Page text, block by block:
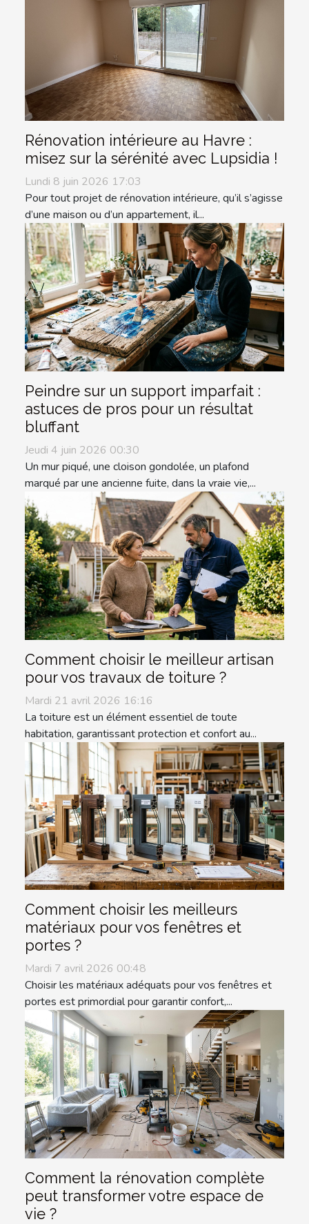
Rénovation intérieure au Havre :
misez sur la sérénité avec Lupsidia !
Lundi 8 juin 2026 17:03
Pour tout projet de rénovation intérieure, qu’il s’agisse
d’une maison ou d’un appartement, il...
Peindre sur un support imparfait :
astuces de pros pour un résultat
bluffant
Jeudi 4 juin 2026 00:30
Un mur piqué, une cloison gondolée, un plafond
marqué par une ancienne fuite, dans la vraie vie,...
Comment choisir le meilleur artisan
pour vos travaux de toiture ?
Mardi 21 avril 2026 16:16
La toiture est un élément essentiel de toute
habitation, garantissant protection et confort au...
Comment choisir les meilleurs
matériaux pour vos fenêtres et
portes ?
Mardi 7 avril 2026 00:48
Choisir les matériaux adéquats pour vos fenêtres et
portes est primordial pour garantir confort,...
Comment la rénovation complète
peut transformer votre espace de
vie ?